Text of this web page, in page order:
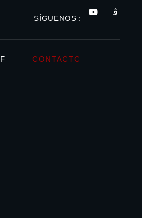
SÍGUENOS :
CONTACTO